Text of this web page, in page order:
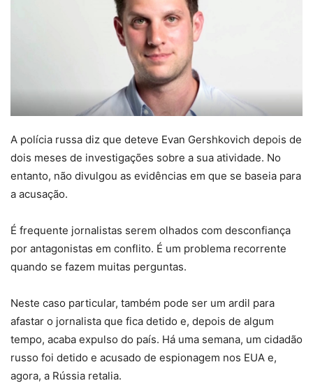
A polícia russa diz que deteve Evan Gershkovich depois de
dois meses de investigações sobre a sua atividade. No
entanto, não divulgou as evidências em que se baseia para
a acusação.
É frequente jornalistas serem olhados com desconfiança
por antagonistas em conflito. É um problema recorrente
quando se fazem muitas perguntas.
Neste caso particular, também pode ser um ardil para
afastar o jornalista que fica detido e, depois de algum
tempo, acaba expulso do país. Há uma semana, um cidadão
russo foi detido e acusado de espionagem nos EUA e,
agora, a Rússia retalia.